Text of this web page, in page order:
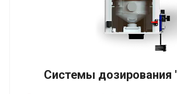
Системы дозирования